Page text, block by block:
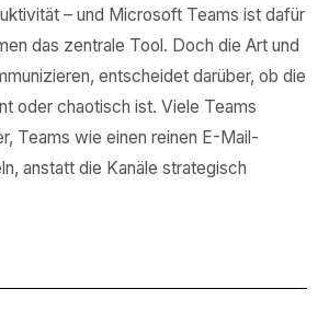
– und Microsoft Teams ist dafür
das zentrale Tool. Doch die Art und
entscheidet darüber, ob die
oder chaotisch ist. Viele Teams
Teams wie einen reinen E-Mail-
anstatt die Kanäle strategisch